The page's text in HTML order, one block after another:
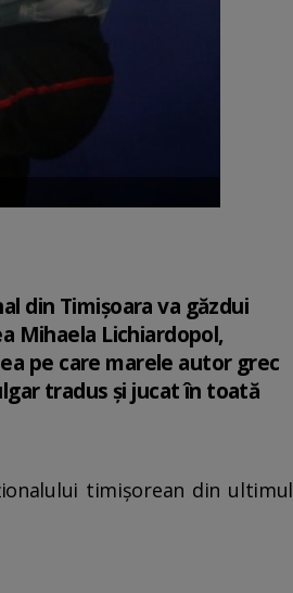
din Timișoara va găzdui
Mihaela Lichiardopol,
pe care marele autor grec
tradus și jucat în toată
timișorean din ultimul